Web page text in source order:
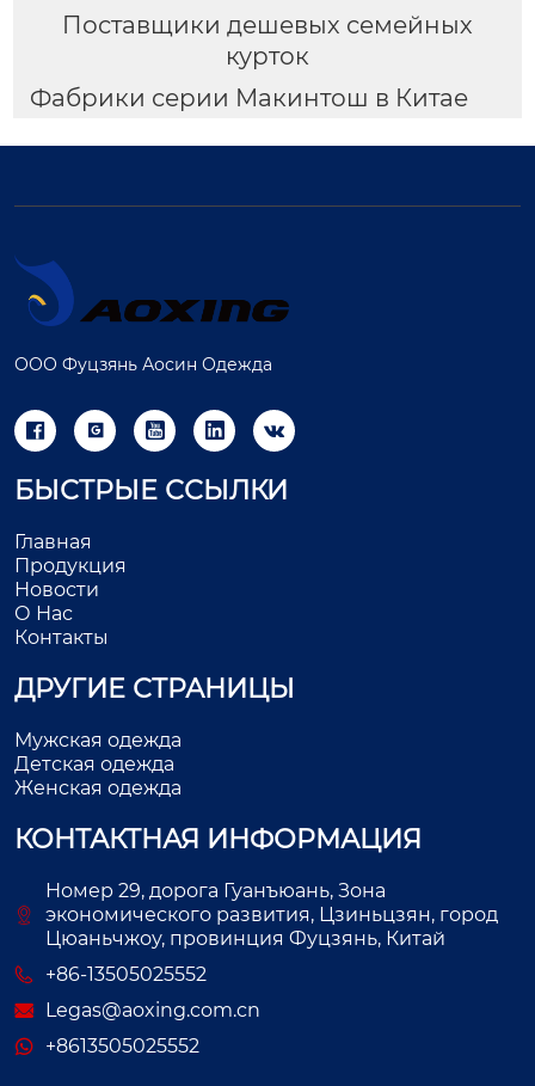
Поставщики дешевых семейных
курток
Фабрики серии Макинтош в Китае
ООО Фуцзянь Аосин Одежда
    
БЫСТРЫЕ ССЫЛКИ
Главная
Продукция
Новости
О Нас
Контакты
ДРУГИЕ СТРАНИЦЫ
Мужская одежда
Детская одежда
Женская одежда
КОНТАКТНАЯ ИНФОРМАЦИЯ
Номер 29, дорога Гуанъюань, Зона
экономического развития, Цзиньцзян, город
Цюаньчжоу, провинция Фуцзянь, Китай
+86-13505025552
Legas@aoxing.com.cn
+8613505025552